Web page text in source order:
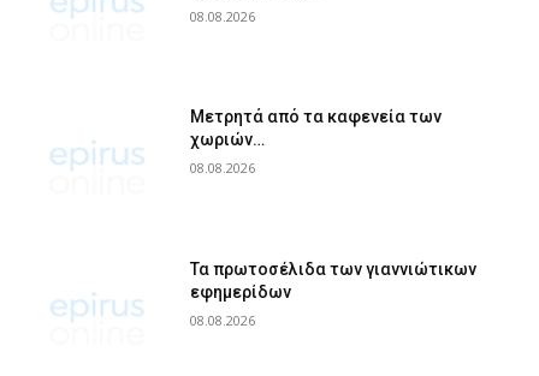
08.08.2026
Μετρητά από τα καφενεία των
χωριών…
08.08.2026
Τα πρωτοσέλιδα των γιαννιώτικων
εφημερίδων
08.08.2026